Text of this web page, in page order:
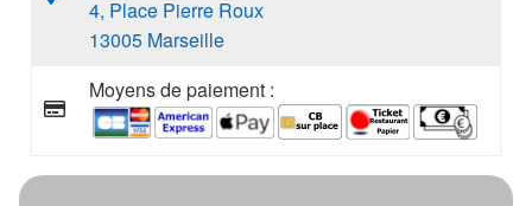
4, Place Pierre Roux
13005 Marseille
Moyens de paiement :